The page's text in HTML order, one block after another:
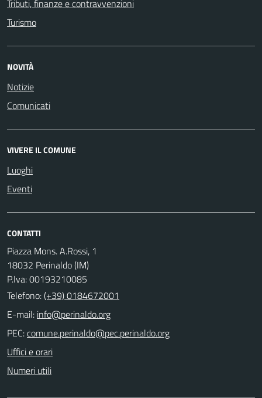
Tributi, finanze e contravvenzioni
Turismo
NOVITÀ
Notizie
Comunicati
VIVERE IL COMUNE
Luoghi
Eventi
CONTATTI
Piazza Mons. A.Rossi, 1
18032 Perinaldo (IM)
P.Iva: 00193210085
Telefono:(+39) 0184672001
E-mail:
PEC:
Uffici e orari
Numeri utili